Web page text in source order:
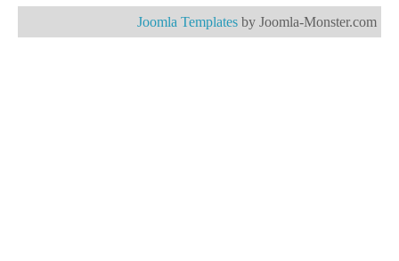
Joomla Templates by Joomla-Monster.com